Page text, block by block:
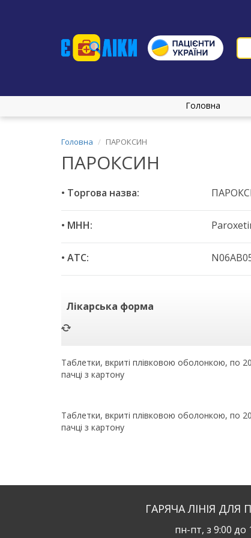
Головна
Головна ПАРОКСИН
ПАРОКСИН
• Торгова назва:
• МНН:
• ATC:
Лікарська форма
Таблетки, вкриті плівковою оболонкою, по
пачці з картону
Таблетки, вкриті плівковою оболонкою, по
пачці з картону
ГАРЯЧА ЛІНІЯ ДЛЯ
пн-пт, з 9:00 до